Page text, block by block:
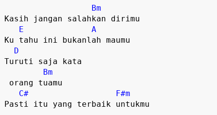
Bm
Kasih jangan salahkan dirimu
E
A
Ku tahu ini bukanlah maumu
D
Turuti saja kata
Bm
C#
F#m
Pasti itu yang terbaik untukmu